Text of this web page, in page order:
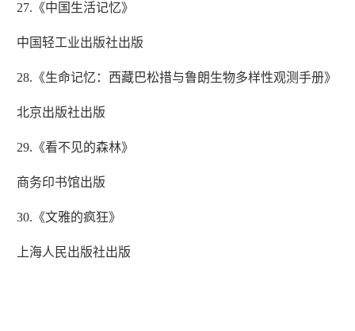
27.《中国生活记忆》
中国轻工业出版社出版
28.《生命记忆：西藏巴松措与鲁朗生物多样性观测手册》
北京出版社出版
29.《看不见的森林》
商务印书馆出版
30.《文雅的疯狂》
上海人民出版社出版